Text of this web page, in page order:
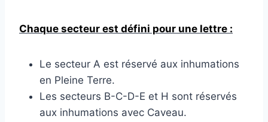
Chaque secteur est défini pour une lettre :
Le secteur A est réservé aux inhumations
en Pleine Terre.
Les secteurs B-C-D-E et H sont réservés
aux inhumations avec Caveau.